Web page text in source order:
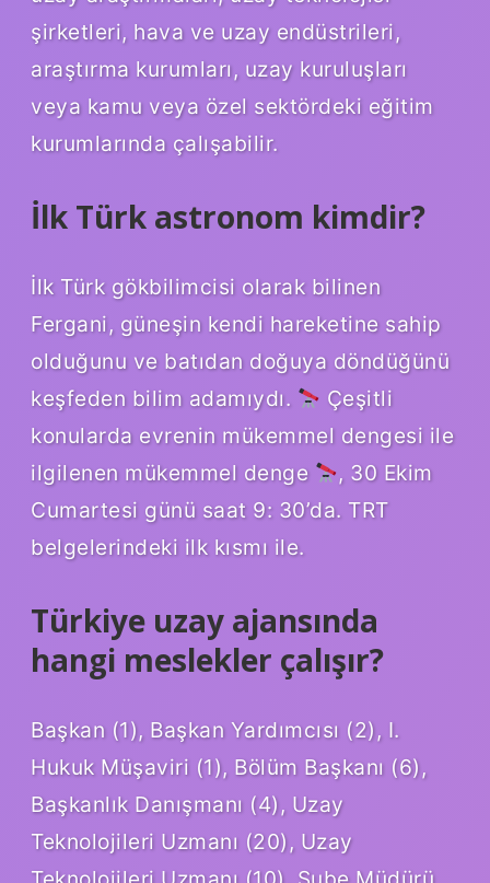
şirketleri, hava ve uzay endüstrileri,
araştırma kurumları, uzay kuruluşları
veya kamu veya özel sektördeki eğitim
kurumlarında çalışabilir.
İlk Türk astronom kimdir?
İlk Türk gökbilimcisi olarak bilinen
Fergani, güneşin kendi hareketine sahip
olduğunu ve batıdan doğuya döndüğünü
keşfeden bilim adamıydı.
Çeşitli
konularda evrenin mükemmel dengesi ile
ilgilenen mükemmel denge
, 30 Ekim
Cumartesi günü saat 9: 30’da. TRT
belgelerindeki ilk kısmı ile.
Türkiye uzay ajansında
hangi meslekler çalışır?
Başkan (1), Başkan Yardımcısı (2), I.
Hukuk Müşaviri (1), Bölüm Başkanı (6),
Başkanlık Danışmanı (4), Uzay
Teknolojileri Uzmanı (20), Uzay